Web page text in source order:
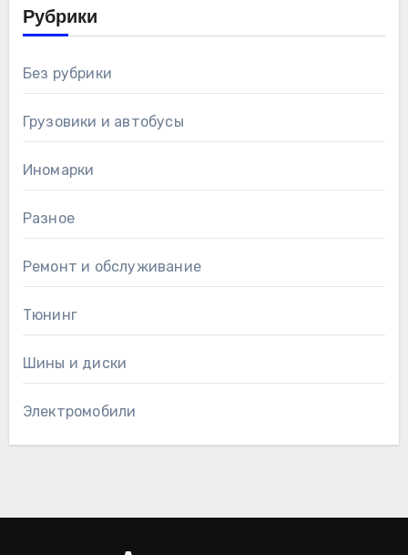
Рубрики
Без рубрики
Грузовики и автобусы
Иномарки
Разное
Ремонт и обслуживание
Тюнинг
Шины и диски
Электромобили